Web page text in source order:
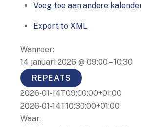
Voeg toe aan andere
Export to XML
Wanneer:
14 januari 2026 @ 09:00 – 10:30
REPEATS
2026-01-14T09:00:00+01:00
2026-01-14T10:30:00+01:00
Waar: